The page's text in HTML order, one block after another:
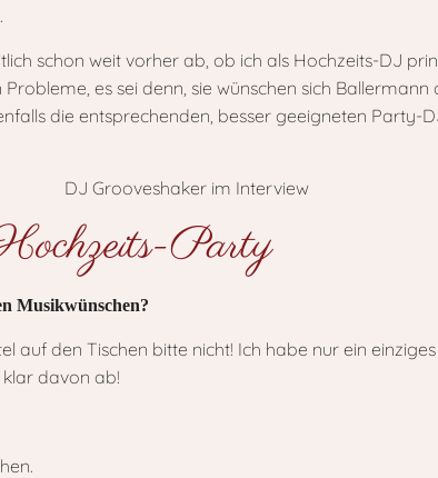
schon weit vorher ab, ob ich als Hochzeits-DJ
es sei denn, sie wünschen sich
die entsprechenden, besser geeigneten Party-
Party
Musikwünschen?
auf den Tischen bitte nicht! Ich habe nur ein
davon ab!